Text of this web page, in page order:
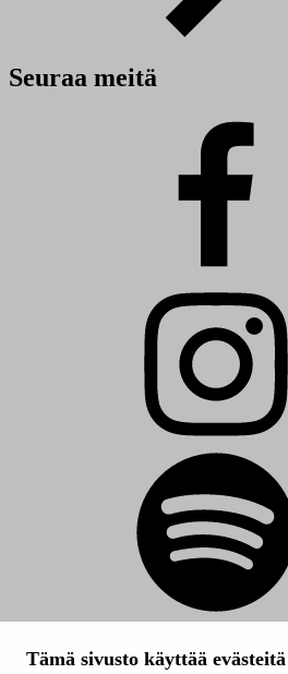
Tämä sivusto käyttää evästeitä
Seuraa meitä
Kaikki oikeudet muutoksiin